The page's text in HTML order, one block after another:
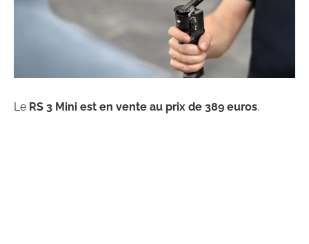
Le RS 3 Mini est en vente au prix de 389 euros.